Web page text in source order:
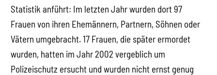
Statistik anführt: Im letzten Jahr wurden dort 97
Frauen von ihren Ehemännern, Partnern, Söhnen oder
Vätern umgebracht. 17 Frauen, die später ermordet
wurden, hatten im Jahr 2002 vergeblich um
Polizeischutz ersucht und wurden nicht ernst genug